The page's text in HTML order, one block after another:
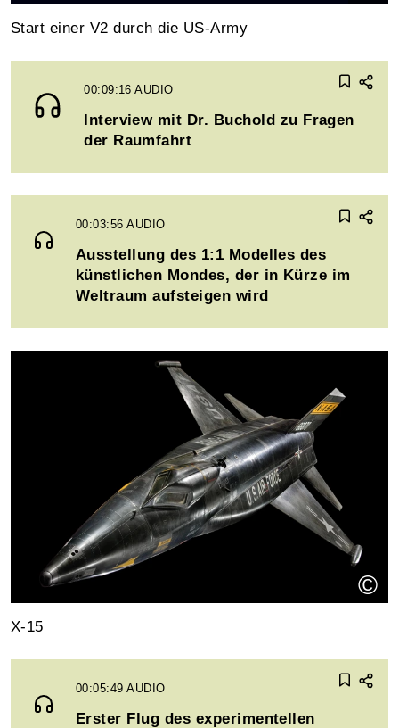
Start einer V2 durch die US-Army
00:09:16AUDIO
Interview mit Dr. Buchold zu Fragen
der Raumfahrt
00:03:56AUDIO
Ausstellung des 1:1 Modelles des
künstlichen Mondes, der in Kürze im
Weltraum aufsteigen wird
©
X-15
00:05:49AUDIO
Erster Flug des experimentellen